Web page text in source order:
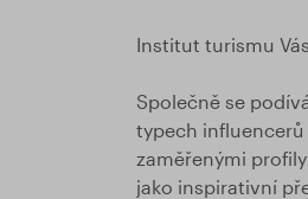
Institut turismu
Společně se
typech influencerů
zaměřenými
jako inspirativní